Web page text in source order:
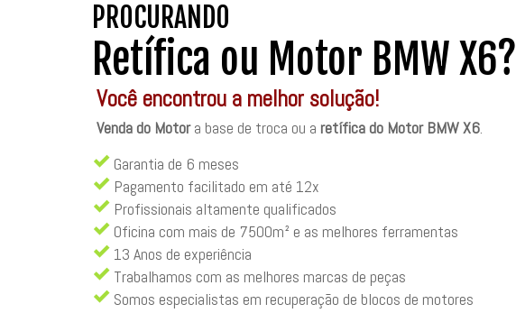
PROCURANDO
Retífica ou Motor BMW X6?
Você encontrou a melhor solução!
Venda do Motora base de troca ou a retífica do Motor BMW X6.
Garantia de 6 meses
Pagamento facilitado em até 12x
Profissionais altamente qualificados
Oficina com mais de 7500m² e as melhores ferramentas
13 Anos de experiência
Trabalhamos com as melhores marcas de peças
Somos especialistas em recuperação de blocos de motores